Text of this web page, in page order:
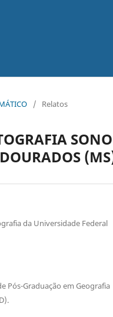
/ Relatos
da Universidade Federal
Pós-Graduação em Geografia